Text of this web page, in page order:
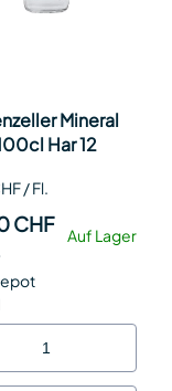
Mineral
Har 12
/ Fl.
Auf Lager
CHF